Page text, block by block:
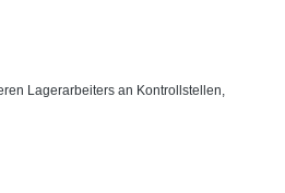
Lagerarbeiters an Kontrollstellen,